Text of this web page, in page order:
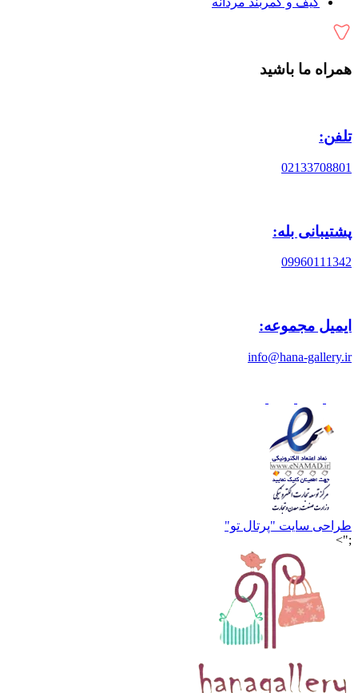
همراه ما باشید
تلفن:
02133708801
پشتیبانی بله:
09960111342
ایمیل مجموعه:
info@hana-gallery.ir
طراحی سایت "پرتال تو"
;">